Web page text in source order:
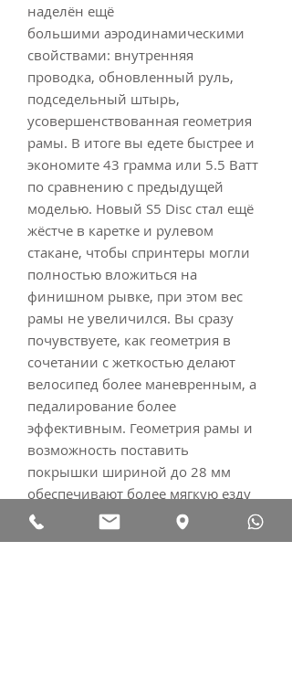
наделён ещё
большими аэродинамическими
свойствами: внутренняя
проводка, обновленный руль,
подседельный штырь,
усовершенствованная геометрия
рамы. В итоге вы едете быстрее и
экономите 43 грамма или 5.5 Ватт
по сравнению с предыдущей
моделью. Новый S5 Disc стал ещё
жёстче в каретке и рулевом
стакане, чтобы спринтеры могли
полностью вложиться на
финишном рывке, при этом вес
рамы не увеличился. Вы сразу
почувствуете, как геометрия в
сочетании с жеткостью делают
велосипед более маневренным, а
педалирование более
эффективным. Геометрия рамы и
возможность поставить
покрышки шириной до 28 мм
обеспечивают более мягкую езду
и гашение вибраций. Технология
True Aero индивидуальна для